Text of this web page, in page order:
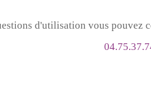
d'utilisation vous pouvez